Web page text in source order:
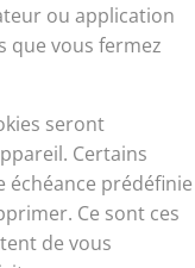
ou application
que vous fermez
seront
Certains
échéance prédéfinie
Ce sont ces
de vous